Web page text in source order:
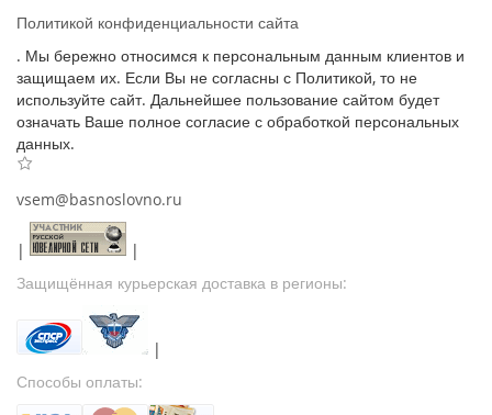
Политикой конфиденциальности сайта
. Мы бережно относимся к персональным данным клиентов и
защищаем их. Если Вы не согласны с Политикой, то не
используйте сайт. Дальнейшее пользование сайтом будет
означать Ваше полное согласие с обработкой персональных
данных.
vsem@basnoslovno.ru
|
|
Защищённая курьерская доставка в регионы:
|
Способы оплаты: